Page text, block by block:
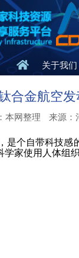
关于我们
合金航空
本网整理 来源：
是个自带科技
学家使用人体组